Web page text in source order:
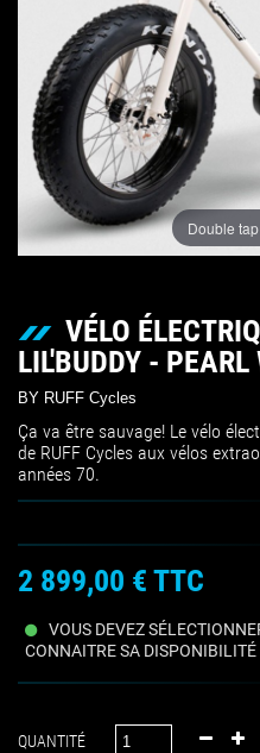
Double
VÉLO
LIL'BUDDY - PEARL
BY RUFF Cycles
Ça va être sauvage! Le vélo
de RUFF Cycles aux vélos
années 70.
2 899,00 € TTC
VOUS DEVEZ
CONNAITRE SA DISPONIBILITÉ
QUANTITÉ